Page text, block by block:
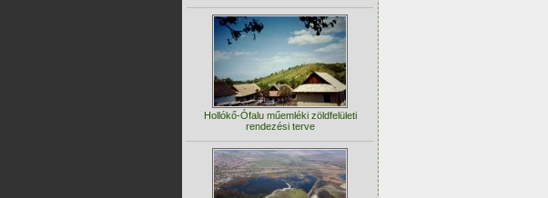
Hollókő-Ófalu műemléki zöldfelületi
rendezési terve